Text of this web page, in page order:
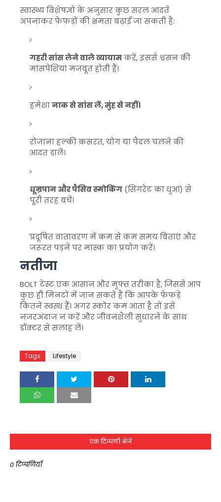
स्वास्थ्य विशेषज्ञों के अनुसार कुछ सरल आदतें
अपनाकर फेफड़ों की क्षमता बढ़ाई जा सकती है:
गहरी सांस लेने वाले व्यायामकरें, इससे श्वसन की
मांसपेशियां मजबूत होती हैं।
हमेशानाक से सांस लें, मुंह से नहीं।
रोजाना हल्की कसरत, योग या पैदल चलने की
आदत डालें।
धूम्रपान और पैसिव स्मोकिंग (सिगरेट का धुआं) से
पूरी तरह बचें।
प्रदूषित वातावरण में कम से कम समय बिताएं और
जरूरत पड़ने पर मास्क का प्रयोग करें।
नतीजा
BOLT टेस्ट एक आसान और मुफ्त तरीका है, जिससे आप
कुछ ही मिनटों में जान सकते हैं कि आपके फेफड़े
कितने स्वस्थ हैं। अगर स्कोर कम आता है तो इसे
नजरअंदाज न करें और जीवनशैली सुधारने के साथ
डॉक्टर से सलाह लें।
Tags Lifestyle
एक टिप्पणी भेजें
0 टिप्पणियाँ